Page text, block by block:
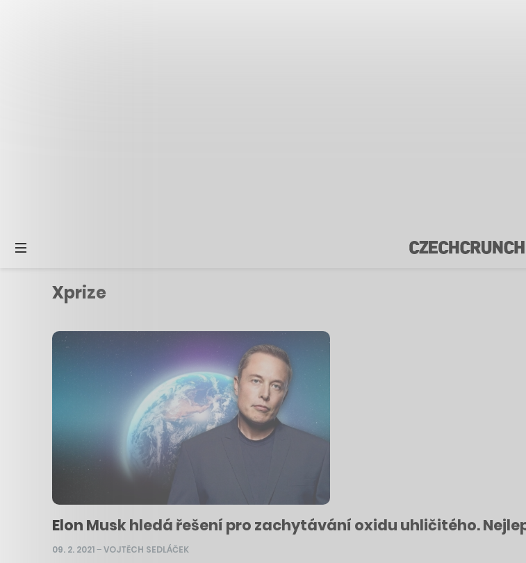
Xprize
Elon Musk hledá řešení pro zachytávání oxidu uhličitého.
09. 2. 2021–VOJTĚCH SEDLÁČEK